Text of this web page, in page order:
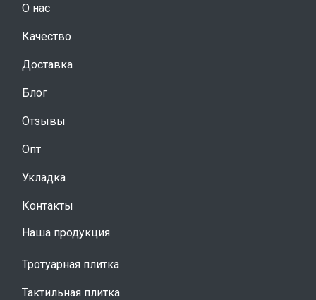
О нас
Качество
Доставка
Блог
Отзывы
Опт
Укладка
Контакты
Наша продукция
Тротуарная плитка
Тактильная плитка